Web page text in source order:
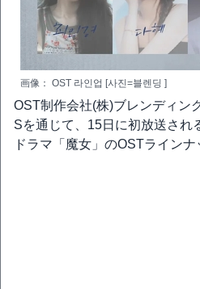
画像： OST 라인업 [사진=블렌딩 ]
OST制作会社(株)ブレンディン
Sを通じて、15日に初放送され
ドラマ「魔女」のOSTラインナ